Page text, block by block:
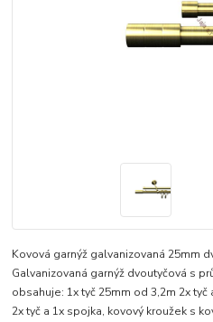
Kovová garnýž galvanizovaná 25mm
Galvanizovaná garnýž dvoutyčová s
obsahuje: 1x tyč 25mm od 3,2m 2x
2x tyč a 1x spojka, kovový kroužek s